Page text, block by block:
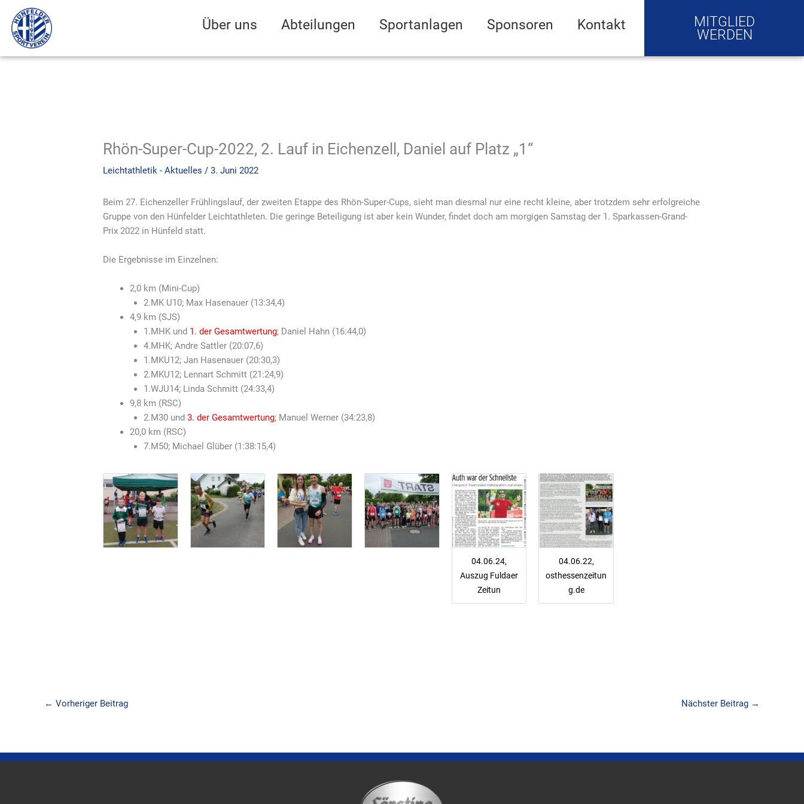
Inhalt
springen
Über uns Abteilungen Sportanlagen Sponsoren Kontakt
MITGLIED
WERDEN
Rhön-Super-Cup-2022, 2. Lauf in Eichenzell, Daniel auf Platz „1“
Leichtathletik - Aktuelles /3. Juni 2022
Beim 27. Eichenzeller Frühlingslauf, der zweiten Etappe des Rhön-Super-Cups, sieht man diesmal nur eine recht kleine, aber trotzdem sehr erfolgreiche
Gruppe von den Hünfelder Leichtathleten. Die geringe Beteiligung ist aber kein Wunder, findet doch am morgigen Samstag der 1. Sparkassen-Grand-
Prix 2022 in Hünfeld statt.
Die Ergebnisse im Einzelnen:
2,0 km (Mini-Cup)
2.MK U10; Max Hasenauer (13:34,4)
4,9 km (SJS)
1.MHK und 1. der Gesamtwertung; Daniel Hahn (16:44,0)
4.MHK; Andre Sattler (20:07,6)
1.MKU12; Jan Hasenauer (20:30,3)
2.MKU12; Lennart Schmitt (21:24,9)
1.WJU14; Linda Schmitt (24:33,4)
9,8 km (RSC)
2.M30 und 3. der Gesamtwertung; Manuel Werner (34:23,8)
20,0 km (RSC)
7.M50; Michael Glüber (1:38:15,4)
04.06.24,
Auszug Fuldaer
Zeitun
04.06.22,
osthessenzeitun
g.de
← Vorheriger Beitrag Nächster Beitrag →